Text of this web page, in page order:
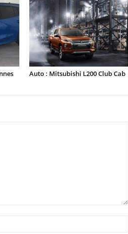
Auto : Mitsubishi L200 Club Cab